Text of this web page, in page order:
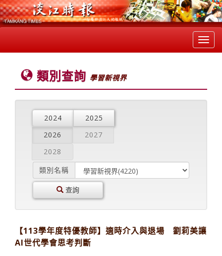
類別查詢 學習新視界
2024
2025
2026
2027
2028
類別名稱
查詢
【113學年度特優教師】適時介入與退場 劉莉美讓
AI世代學會思考判斷